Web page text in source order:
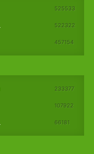
525533
522322
457154
233377
107922
66181